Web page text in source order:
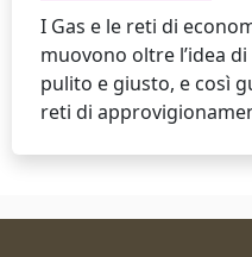
I Gas e le reti di
muovono oltre l’idea
pulito e giusto, e così
reti di